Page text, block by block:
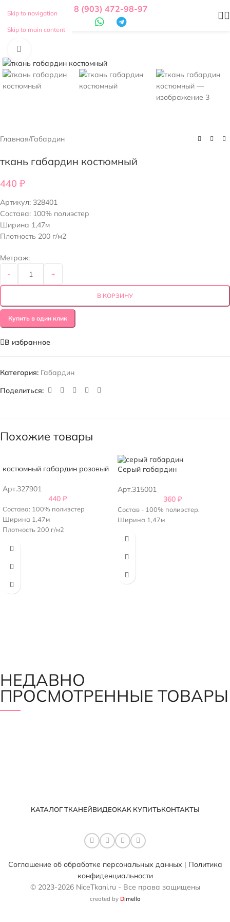
Skip to navigation
Skip to main content
8 (903) 472-98-97
Главная/Габардин
ткань габардин костюмный
440 ₽
Артикул: 328401
Состава: 100% полиэстер
Ширина 1,47м
Плотность 200 г/м2
Метраж:
- +
В КОРЗИНУ
Купить в один клик
В избранное
Категория: Габардин
Поделиться:
Похожие товары
костюмный габардин розовый
Арт.327901
440 ₽
Состава: 100% полиэстер
Ширина 1,47м
Плотность 200 г/м2
Серый габардин
Арт.315001
360 ₽
Состав - 100% полиэстер.
Ширина 1,47м
НЕДАВНО
ПРОСМОТРЕННЫЕ ТОВАРЫ
КАТАЛОГ ТКАНЕЙВИДЕОКАК КУПИТЬКОНТАКТЫ
Соглашение об обработке персональных данных | Политика
конфиденциальности
© 2023-2026 NiceTkani.ru - Все права защищены
created by Dimella